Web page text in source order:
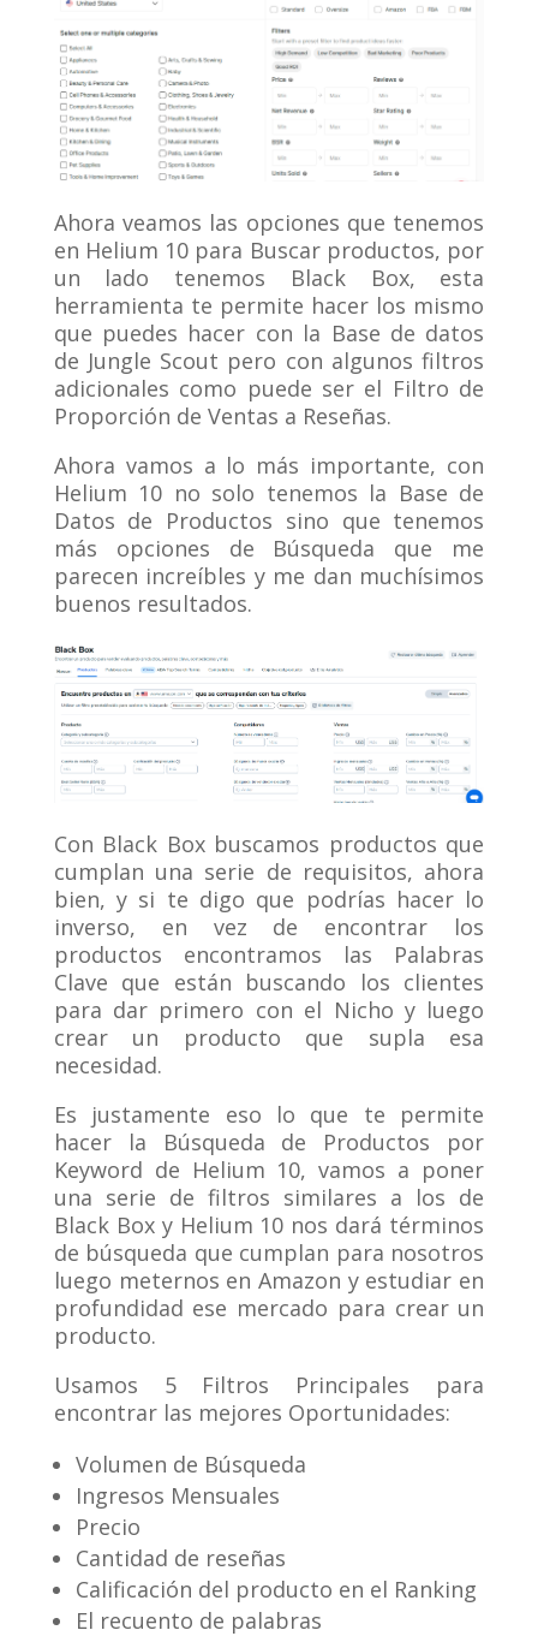
Ahora veamos las opciones que tenemos
en Helium 10 para Buscar productos, por
un lado tenemos Black Box, esta
herramienta te permite hacer los mismo
que puedes hacer con la Base de datos
de Jungle Scout pero con algunos filtros
adicionales como puede ser el Filtro de
Proporción de Ventas a Reseñas.
Ahora vamos a lo más importante, con
Helium 10 no solo tenemos la Base de
Datos de Productos sino que tenemos
más opciones de Búsqueda que me
parecen increíbles y me dan muchísimos
buenos resultados.
Con Black Box buscamos productos que
cumplan una serie de requisitos, ahora
bien, y si te digo que podrías hacer lo
inverso, en vez de encontrar los
productos encontramos las Palabras
Clave que están buscando los clientes
para dar primero con el Nicho y luego
crear un producto que supla esa
necesidad.
Es justamente eso lo que te permite
hacer la Búsqueda de Productos por
Keyword de Helium 10, vamos a poner
una serie de filtros similares a los de
Black Box y Helium 10 nos dará términos
de búsqueda que cumplan para nosotros
luego meternos en Amazon y estudiar en
profundidad ese mercado para crear un
producto.
Usamos 5 Filtros Principales para
encontrar las mejores Oportunidades:
Volumen de Búsqueda
Ingresos Mensuales
Precio
Cantidad de reseñas
Calificación del producto en el Ranking
El recuento de palabras